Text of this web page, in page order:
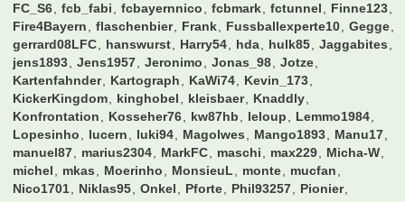
FC_S6
fcb_fabi fcbayernnico fcbmark fctunnel
Finne123
Fire4Bayern
flaschenbier Frank Fussballexperte10
Gegge
gerrard08LFC
hanswurst Harry54 hda hulk85
Jaggabites
jens1893
Jens1957 Jeronimo Jonas_98
Jotze
Kartenfahnder
Kartograph KaWi74
Kevin_173
KickerKingdom
kinghobel kleisbaer
Knaddly
Konfrontation
Kosseher76 kw87hb leloup
Lemmo1984
Lopesinho
lucern luki94 Magolwes Mango1893
Manu17
manuel87
marius2304 MarkFC maschi max229
Micha-W
michel
mkas Moerinho MonsieuL monte
mucfan
Nico1701
Niklas95 Onkel Pforte Phil93257
Pionier